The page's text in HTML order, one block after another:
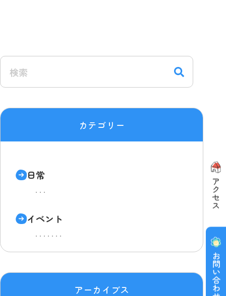
カテゴリー
日常
イベント
アーカイブス